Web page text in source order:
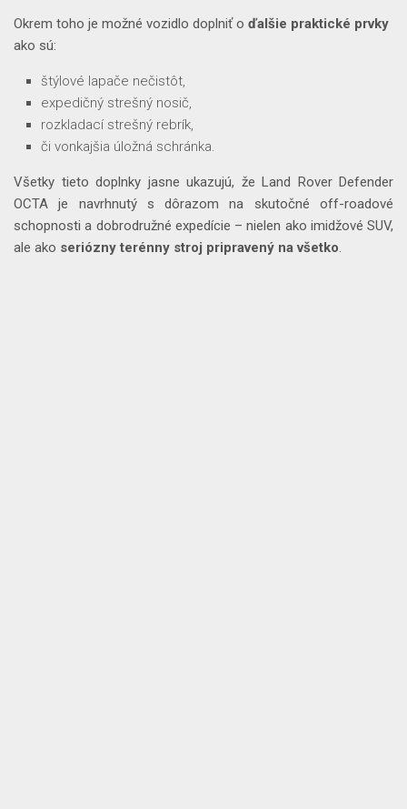
Okrem toho je možné vozidlo doplniť o ďalšie praktické prvky
ako sú:
štýlové lapače nečistôt,
expedičný strešný nosič,
rozkladací strešný rebrík,
či vonkajšia úložná schránka.
Všetky tieto doplnky jasne ukazujú, že Land Rover Defender
OCTA je navrhnutý s dôrazom na skutočné off-roadové
schopnosti a dobrodružné expedície – nielen ako imidžové SUV,
ale ako seriózny terénny stroj pripravený na všetko.